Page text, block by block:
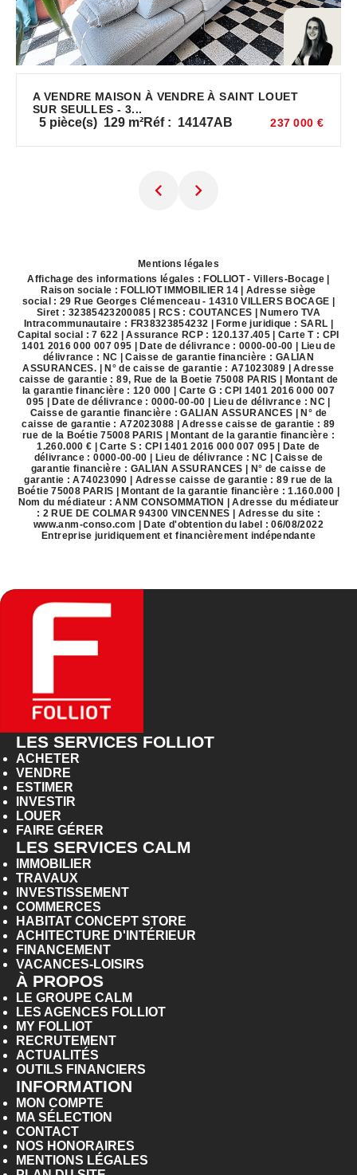
A VENDRE MAISON À VENDRE À SAINT LOUET
SUR SEULLES - 3...
5 pièce(s) 129 m²Réf : 14147AB 237 000 €
Mentions légales
Affichage des informations légales : FOLLIOT - Villers-Bocage |
Raison sociale : FOLLIOT IMMOBILIER 14 | Adresse siège
social : 29 Rue Georges Clémenceau - 14310 VILLERS BOCAGE |
Siret : 32385423200085 | RCS : COUTANCES | Numero TVA
Intracommunautaire : FR38323854232 | Forme juridique : SARL |
Capital social : 7 622 | Assurance RCP : 120.137.405 |Carte T : CPI
1401 2016 000 007 095 | Date de délivrance : 0000-00-00 | Lieu de
délivrance : NC | Caisse de garantie financière : GALIAN
ASSURANCES. | N° de caisse de garantie : A71023089 | Adresse
caisse de garantie : 89, Rue de la Boetie 75008 PARIS | Montant de
la garantie financière : 120 000 | Carte G : CPI 1401 2016 000 007
095 | Date de délivrance : 0000-00-00 | Lieu de délivrance : NC |
Caisse de garantie financière : GALIAN ASSURANCES | N° de
caisse de garantie : A72023088 | Adresse caisse de garantie : 89
rue de la Boétie 75008 PARIS | Montant de la garantie financière :
1.260.000 € | Carte S : CPI 1401 2016 000 007 095 | Date de
délivrance : 0000-00-00 | Lieu de délivrance : NC | Caisse de
garantie financière : GALIAN ASSURANCES | N° de caisse de
garantie : A74023090 | Adresse caisse de garantie : 89 rue de la
Boétie 75008 PARIS | Montant de la garantie financière : 1.160.000 |
Nom du médiateur : ANM CONSOMMATION | Adresse du médiateur
: 2 RUE DE COLMAR 94300 VINCENNES | Adresse du site :
www.anm-conso.com | Date d'obtention du label : 06/08/2022
Entreprise juridiquement et financièrement indépendante
LES SERVICES FOLLIOT
ACHETER
VENDRE
ESTIMER
INVESTIR
LOUER
FAIRE GÉRER
LES SERVICES CALM
IMMOBILIER
TRAVAUX
INVESTISSEMENT
COMMERCES
HABITAT CONCEPT STORE
ACHITECTURE D'INTÉRIEUR
FINANCEMENT
VACANCES-LOISIRS
À PROPOS
LE GROUPE CALM
LES AGENCES FOLLIOT
MY FOLLIOT
RECRUTEMENT
ACTUALITÉS
OUTILS FINANCIERS
INFORMATION
MON COMPTE
MA SÉLECTION
CONTACT
NOS HONORAIRES
MENTIONS LÉGALES